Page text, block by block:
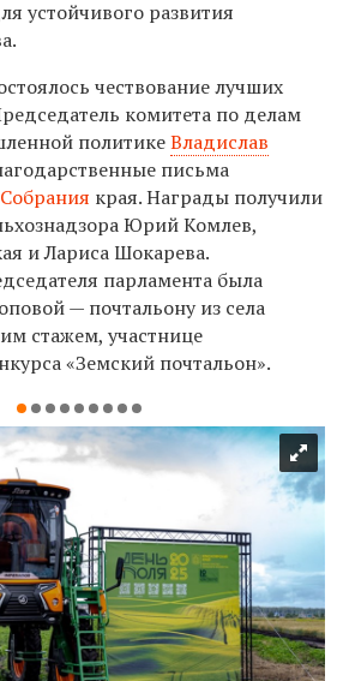
устойчивого развития
чествование лучших
комитета по делам
политикеВладислав
письма
края. Награды получили
Юрий Комлев,
и Лариса Шокарева.
парламента была
— почтальону из села
стажем, участнице
«Земский почтальон».